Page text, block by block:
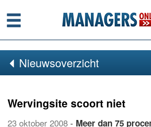
Menu
Nieuwsoverzicht
Wervingsite scoort niet
23 oktober 2008 - Meer dan 75